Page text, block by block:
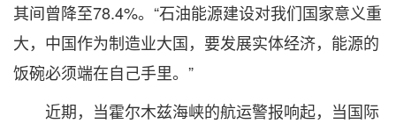
其间曾降至78.4%。“石油能源建设对我们国家意义重
大，中国作为制造业大国，要发展实体经济，能源的
饭碗必须端在自己手里。”
近期，当霍尔木兹海峡的航运警报响起，当国际